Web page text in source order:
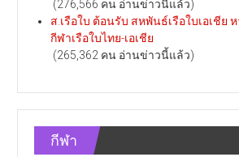
(276,566 คน อ่านข่าวนี้แล้ว)
ส.เรือใบ ต้อนรับ สหพันธ์เรือใบเอเชีย
กีฬาเรือใบไทย-เอเชีย
(265,362 คน อ่านข่าวนี้แล้ว)
กีฬา